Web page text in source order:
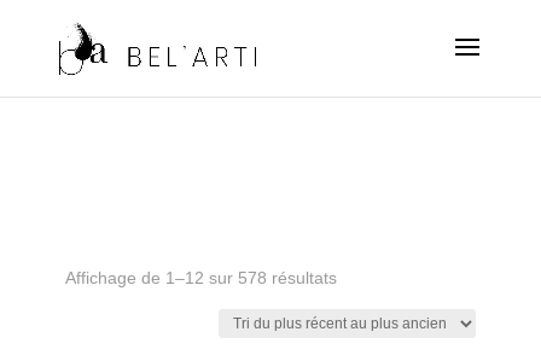
Affichage de 1–12 sur 578 résultatsTrié
plus